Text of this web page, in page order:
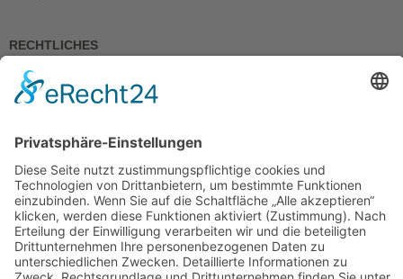
RECHTLICHES
Impressum
AGB
Widerrufsbelehrung
Bankdaten